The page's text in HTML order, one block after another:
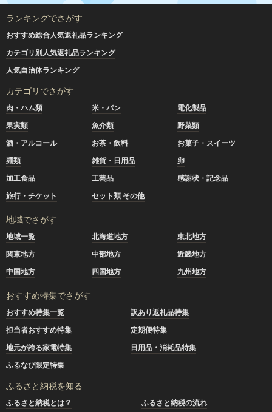
ランキングでさがす
おすすめ総合人気返礼品ランキング
カテゴリ別人気返礼品ランキング
人気自治体ランキング
カテゴリでさがす
肉・ハム類 米・パン
電化製品
果実類
魚介類
野菜類
酒・アルコール
お茶・飲料
お菓子・スイーツ
麺類
雑貨・日用品
卵
加工食品
工芸品
感謝状・記念品
旅行・チケット
セット類 その他
地域でさがす
地域一覧 北海道地方
東北地方
関東地方
中部地方
近畿地方
中国地方
四国地方 九州地方
おすすめ特集でさがす
おすすめ特集一覧
訳あり返礼品特集
担当者おすすめ特集
定期便特集
地元が誇る家電特集
日用品・消耗品特集
ふるなび限定特集
ふるさと納税を知る
ふるさと納税とは？
ふるさと納税の流れ